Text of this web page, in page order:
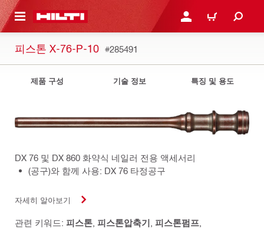
으로 건너뛰기 로그인 또는 회원가입
장바구니
피스톤 X-76-P-10 #285491
제품 구성 기술 정보 특징 및 용도
DX 76 및 DX 860 화약식 네일러 전용 액세서리
(공구)와 함께 사용: DX 76 타정공구
자세히 알아보기
관련 키워드: 피스톤 피스톤압축기 피스톤펌프